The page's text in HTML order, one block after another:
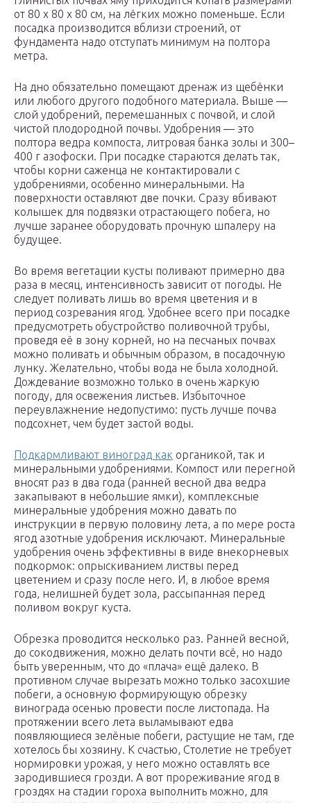
от 80 х 80 х 80 см, на лёгких можно поменьше. Если
посадка производится вблизи строений, от
фундамента надо отступать минимум на полтора
метра.
На дно обязательно помещают дренаж из щебёнки
или любого другого подобного материала. Выше —
слой удобрений, перемешанных с почвой, и слой
чистой плодородной почвы. Удобрения — это
полтора ведра компоста, литровая банка золы и 300–
400 г азофоски. При посадке стараются делать так,
чтобы корни саженца не контактировали с
удобрениями, особенно минеральными. На
поверхности оставляют две почки. Сразу вбивают
колышек для подвязки отрастающего побега, но
лучше заранее оборудовать прочную шпалеру на
будущее.
Во время вегетации кусты поливают примерно два
раза в месяц, интенсивность зависит от погоды. Не
следует поливать лишь во время цветения и в
период созревания ягод. Удобнее всего при посадке
предусмотреть обустройство поливочной трубы,
проведя её в зону корней, но на песчаных почвах
можно поливать и обычным образом, в посадочную
лунку. Желательно, чтобы вода не была холодной.
Дождевание возможно только в очень жаркую
погоду, для освежения листьев. Избыточное
переувлажнение недопустимо: пусть лучше почва
подсохнет, чем будет застой воды.
Подкармливают виноград как органикой, так и
минеральными удобрениями. Компост или перегной
вносят раз в два года (ранней весной два ведра
закапывают в небольшие ямки), комплексные
минеральные удобрения можно давать по
инструкции в первую половину лета, а по мере роста
ягод азотные удобрения исключают. Минеральные
удобрения очень эффективны в виде внекорневых
подкормок: опрыскиванием листвы перед
цветением и сразу после него. И, в любое время
года, нелишней будет зола, рассыпанная перед
поливом вокруг куста.
Обрезка проводится несколько раз. Ранней весной,
до сокодвижения, можно делать почти всё, но надо
быть уверенным, что до «плача» ещё далеко. В
противном случае вырезать можно только засохшие
побеги, а основную формирующую обрезку
винограда осенью провести после листопада. На
протяжении всего лета выламывают едва
появляющиеся зелёные побеги, растущие не там, где
хотелось бы хозяину. К счастью, Столетие не требует
нормировки урожая, у него можно оставлять все
зародившиеся грозди. А вот прореживание ягод в
гроздях на стадии гороха выполнить можно, для